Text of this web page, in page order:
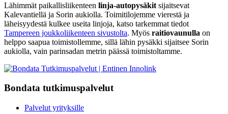
Lähimmät paikallisliikenteen linja-autopysäkit sijaitsevat
Kalevantiellä ja Sorin aukiolla. Toimitilojemme vierestä ja
läheisyydestä kulkee useita linjoja, katso tarkemmat tiedot
Tampereen joukkoliikenteen sivustolta. Myös raitiovaunulla on
helppo saapua toimistollemme, sillä lähin pysäkki sijaitsee Sorin
aukiolla, vain parinsadan metrin päässä toimistoltamme.
Bondata tutkimuspalvelut
Palvelut yrityksille